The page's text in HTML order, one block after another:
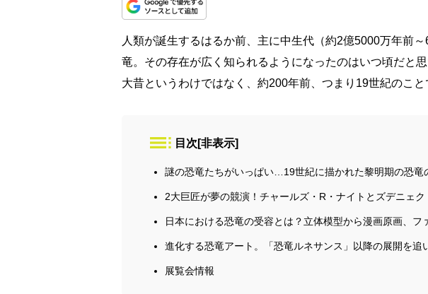
人類が誕生するはるか前、主に中生代（約2億5000万年前
竜。その存在が広く知られるようになったのはいつ頃だと
大昔というわけではなく、約200年前、つまり19世紀のこと
目次 [非表示]
謎の恐竜たちがいっぱい…19世紀に描かれた黎明期の恐竜
2大巨匠が夢の競演！チャールズ・R・ナイトとズデニェ
日本における恐竜の受容とは？立体模型から漫画原画、フ
進化する恐竜アート。「恐竜ルネサンス」以降の展開を追
展覧会情報